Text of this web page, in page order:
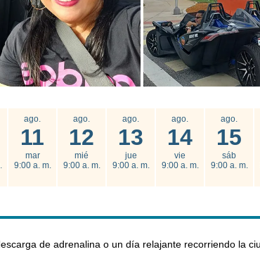
ago.
11
mar
9:00 a. m.
ago.
12
mié
9:00 a. m.
ago.
13
jue
9:00 a. m.
ago.
14
vie
9:00 a. m.
ago.
15
sáb
9:00 a. m.
de adrenalina o un día relajante recorriendo la